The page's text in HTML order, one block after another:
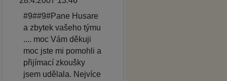
#9##9#Pane Husare
a zbytek vašeho týmu
.... moc Vám děkuji
moc jste mi pomohli a
přijímací zkoušky
jsem udělala. Nejvíce